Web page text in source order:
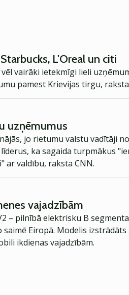
L'Oreal un citi
vairāki ietekmīgi lieli
pamest Krievijas tirgu, raksta
uzņēmumus
jo rietumu valstu vadītāji
ka sagaida turpmākus
ar valdību, raksta CNN.
vajadzībām
– pilnībā elektrisku B
Eiropā. Modelis
ikdienas vajadzībām.